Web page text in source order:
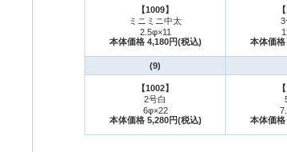
【1009】
ミニミニ中太
2.5φ×11
本体価格 4,180円(税込)
3
本体価
(9)
【1002】
2号白
6φ×22
本体価格 5,280円(税込)
本体価